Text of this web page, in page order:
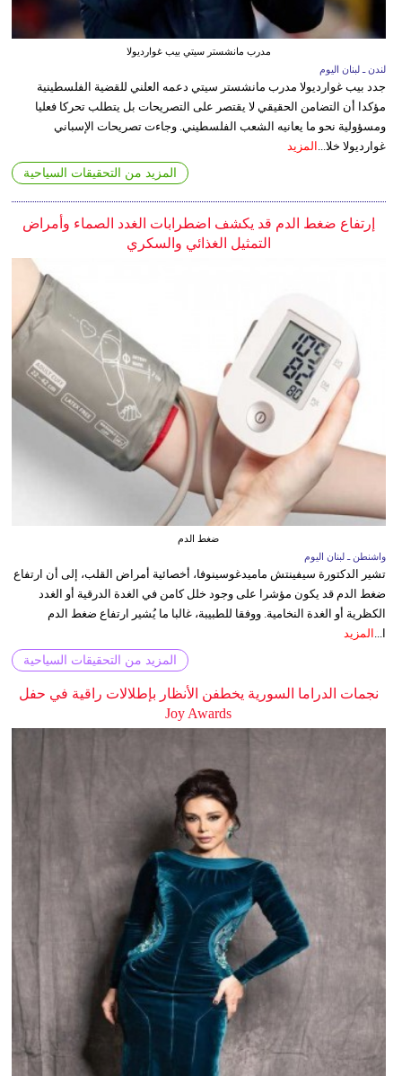
مدرب مانشستر سيتي بيب غوارديولا
لندن ـ لبنان اليوم
جدد بيب غوارديولا مدرب مانشستر سيتي دعمه العلني للقضية الفلسطينية
مؤكدا أن التضامن الحقيقي لا يقتصر على التصريحات بل يتطلب تحركا فعليا
ومسؤولية نحو ما يعانيه الشعب الفلسطيني. وجاءت تصريحات الإسباني
غوارديولا خلا... المزيد
المزيد من التحقيقات السياحية
إرتفاع ضغط الدم قد يكشف اضطرابات الغدد الصماء وأمراض
التمثيل الغذائي والسكري
ضغط الدم
واشنطن ـ لبنان اليوم
تشير الدكتورة سيفينتش ماميدغوسينوفا، أخصائية أمراض القلب، إلى أن ارتفاع
ضغط الدم قد يكون مؤشرا على وجود خلل كامن في الغدة الدرقية أو الغدد
الكظرية أو الغدة النخامية. ووفقا للطبيبة، غالبا ما يُشير ارتفاع ضغط الدم
ا... المزيد
المزيد من التحقيقات السياحية
نجمات الدراما السورية يخطفن الأنظار بإطلالات راقية في حفل
Joy Awards